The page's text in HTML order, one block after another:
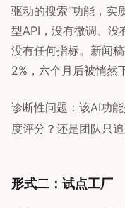
驱动的搜索”功能，实
型API，没有微调、没
没有任何指标。新闻
2%，六个月后被悄然
诊断性问题：该AI功
度评分？还是团队只
形式二：试点工厂